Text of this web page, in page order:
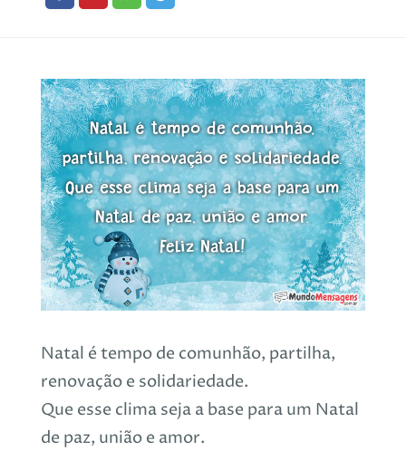
Natal é tempo de comunhão, partilha,
renovação e solidariedade.
Que esse clima seja a base para um Natal
de paz, união e amor.